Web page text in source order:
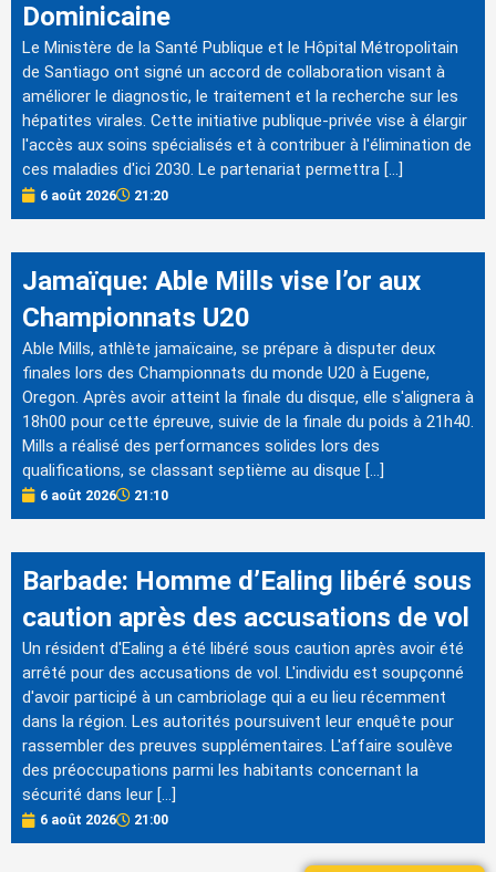
Dominicaine
Le Ministère de la Santé Publique et le Hôpital Métropolitain
de Santiago ont signé un accord de collaboration visant à
améliorer le diagnostic, le traitement et la recherche sur les
hépatites virales. Cette initiative publique-privée vise à élargir
l'accès aux soins spécialisés et à contribuer à l'élimination de
ces maladies d'ici 2030. Le partenariat permettra […]
6 août 2026 21:20
Jamaïque: Able Mills vise l’or aux
Championnats U20
Able Mills, athlète jamaïcaine, se prépare à disputer deux
finales lors des Championnats du monde U20 à Eugene,
Oregon. Après avoir atteint la finale du disque, elle s'alignera à
18h00 pour cette épreuve, suivie de la finale du poids à 21h40.
Mills a réalisé des performances solides lors des
qualifications, se classant septième au disque […]
6 août 2026 21:10
Barbade: Homme d’Ealing libéré sous
caution après des accusations de vol
Un résident d'Ealing a été libéré sous caution après avoir été
arrêté pour des accusations de vol. L'individu est soupçonné
d'avoir participé à un cambriolage qui a eu lieu récemment
dans la région. Les autorités poursuivent leur enquête pour
rassembler des preuves supplémentaires. L'affaire soulève
des préoccupations parmi les habitants concernant la
sécurité dans leur […]
6 août 2026 21:00